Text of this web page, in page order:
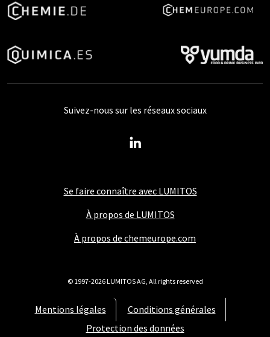
Se faire connaître avec LUMITOS
À propos de LUMITOS
À propos de chemeurope.com
Mentions légales
Conditions générales
Protection des données
Suivez-nous sur les réseaux sociaux
© 1997-2026 LUMITOS AG, All rights reserved